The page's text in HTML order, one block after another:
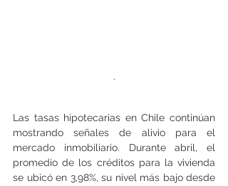
.
Las tasas hipotecarias en Chile continúan
mostrando señales de alivio para el
mercado inmobiliario. Durante abril, el
promedio de los créditos para la vivienda
se ubicó en 3,98%, su nivel más bajo desde